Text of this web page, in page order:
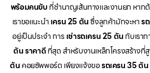
พร้อมคนขับ ที่ชำนาญเส้นทางและงานยก หา
เราขอแนะนำ เครน 25 ตันซึ่งลูกค้ามักจะหาร
อยู่เป็นประจำ การ เช่ารถเครน 25 ตัน กับเรา
ตัน ราคาดีที่สุด สำหรับงานเหล็กโครงสร้างที่
ตัน คอยซัพพอร์ต เพียงแจ้งขอรถเครน 35 ตัน